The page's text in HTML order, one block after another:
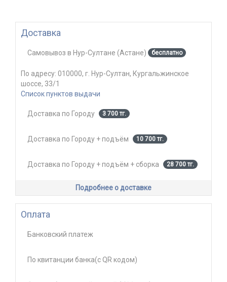
Доставка
Самовывоз в Нур-Султане (Астане) бесплатно
По адресу: 010000, г. Нур-Султан, Кургальжинское
шоссе, 33/1
Список пунктов выдачи
Доставка по Городу 3 700 тг.
Доставка по Городу + подъём 10 700 тг.
Доставка по Городу + подъём + сборка 28 700 тг.
Подробнее о доставке
Оплата
Банковский платеж
По квитанции банка(с QR кодом)